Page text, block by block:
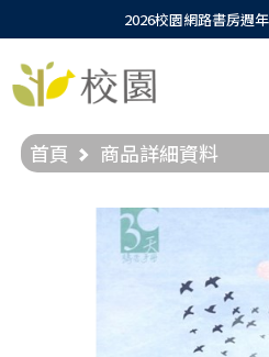
2026校園網路書房週
首頁 商品詳細資料